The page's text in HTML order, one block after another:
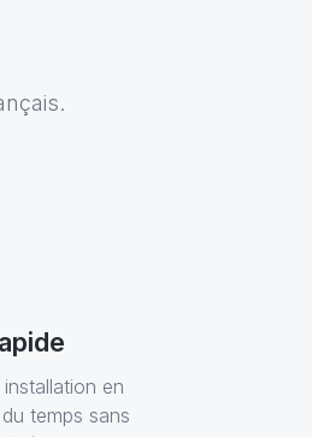
en
temps sans